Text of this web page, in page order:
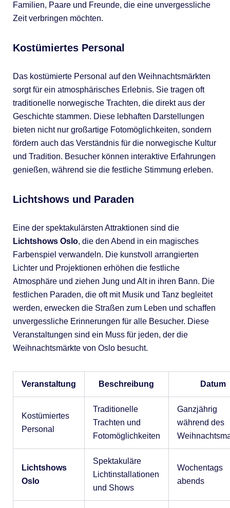
Familien, Paare und Freunde, die eine unvergessliche
Zeit verbringen möchten.
Kostümiertes Personal
Das kostümierte Personal auf den Weihnachtsmärkten
sorgt für ein atmosphärisches Erlebnis. Sie tragen oft
traditionelle norwegische Trachten, die direkt aus der
Geschichte stammen. Diese lebhaften Darstellungen
bieten nicht nur großartige Fotomöglichkeiten, sondern
fördern auch das Verständnis für die norwegische Kultur
und Tradition. Besucher können interaktive Erfahrungen
genießen, während sie die festliche Stimmung erleben.
Lichtshows und Paraden
Eine der spektakulärsten Attraktionen sind die
Lichtshows Oslo, die den Abend in ein magisches
Farbenspiel verwandeln. Die kunstvoll arrangierten
Lichter und Projektionen erhöhen die festliche
Atmosphäre und ziehen Jung und Alt in ihren Bann. Die
festlichen Paraden, die oft mit Musik und Tanz begleitet
werden, erwecken die Straßen zum Leben und schaffen
unvergessliche Erinnerungen für alle Besucher. Diese
Veranstaltungen sind ein Muss für jeden, der die
Weihnachtsmärkte von Oslo besucht.
Veranstaltung Beschreibung Datum
Kostümiertes
Personal
Traditionelle
Trachten und
Fotomöglichkeiten
Ganzjährig
während des
Lichtshows
Oslo
Spektakuläre
Lichtinstallationen
und Shows
Wochentags
abends